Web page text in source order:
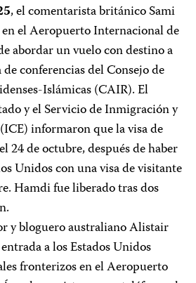
, el comentarista británico Sami
el Aeropuerto Internacional de
abordar un vuelo con destino a
conferencias del Consejo de
Islámicas (CAIR). El
y el Servicio de Inmigración y
informaron que la visa de
24 de octubre, después de haber
Unidos con una visa de visitante
Hamdi fue liberado tras dos
y bloguero australiano Alistair
a los Estados Unidos
fronterizos en el Aeropuerto